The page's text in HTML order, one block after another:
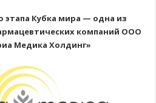
этапа Кубка мира — одна из
компаний ООО
Медика Холдинг»